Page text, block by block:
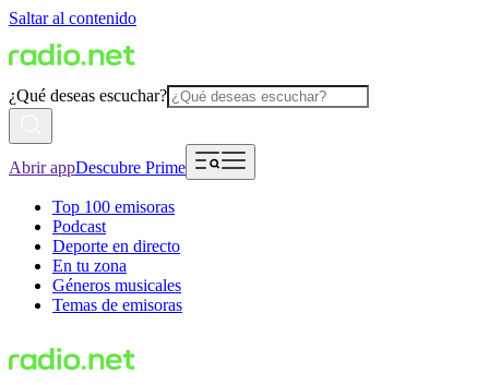
Saltar al contenido
¿Qué deseas escuchar?
Abrir appDescubre Prime
Top 100 emisoras
Podcast
Deporte en directo
En tu zona
Géneros musicales
Temas de emisoras